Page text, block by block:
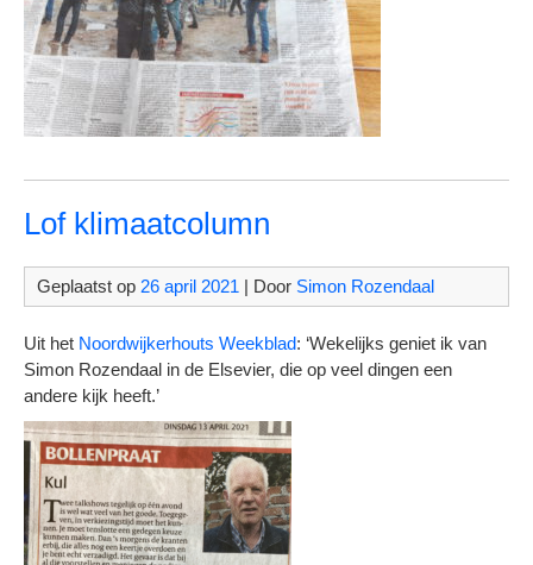
Lof klimaatcolumn
Geplaatst op 26 april 2021 | Door Simon Rozendaal
Uit het Noordwijkerhouts Weekblad: ‘Wekelijks geniet ik van
Simon Rozendaal in de Elsevier, die op veel dingen een
andere kijk heeft.’